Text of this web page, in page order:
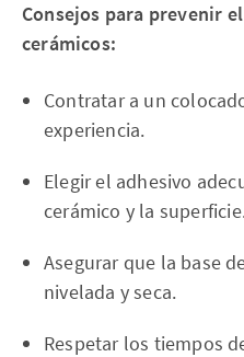
Consejos para prevenir
cerámicos:
Contratar a un
experiencia.
Elegir el adhesivo
cerámico y la
Asegurar que la base
nivelada y seca.
Respetar los tiempos